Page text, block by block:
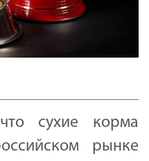
сухие корма
рынке